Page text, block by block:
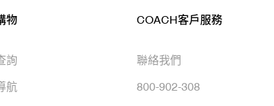
物
詢
航
COACH客戶服務
聯絡我們
800-902-308